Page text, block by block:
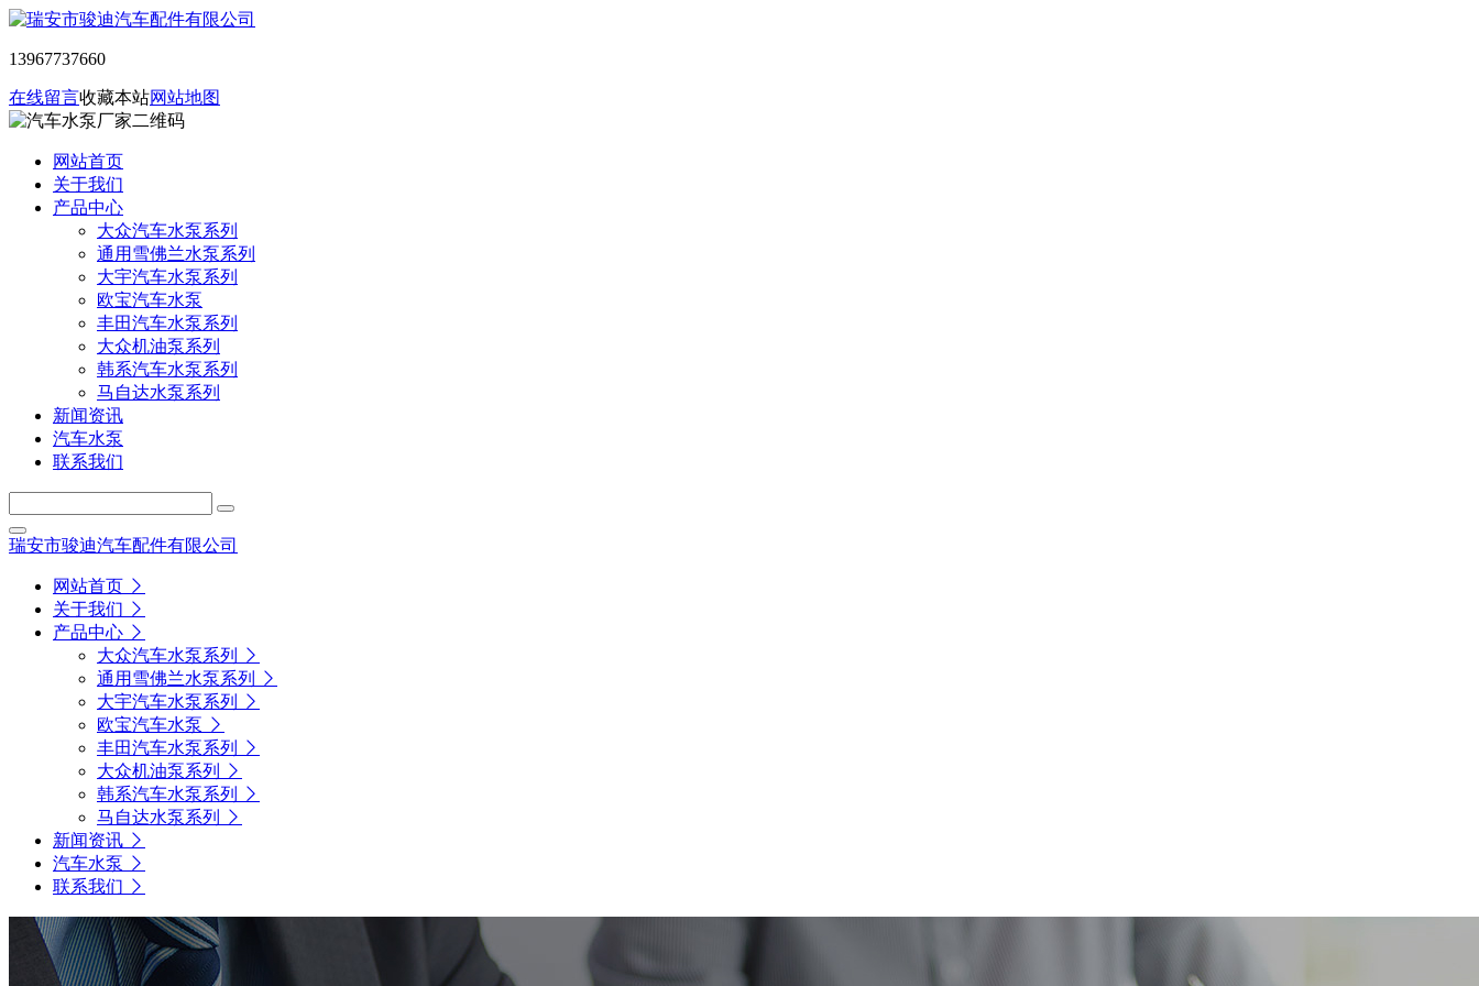
13967737660
在线留言收藏本站网站地图
网站首页
关于我们
产品中心
大众汽车水泵系列
通用雪佛兰水泵系列
大宇汽车水泵系列
欧宝汽车水泵
丰田汽车水泵系列
大众机油泵系列
韩系汽车水泵系列
马自达水泵系列
新闻资讯
汽车水泵
联系我们
瑞安市骏迪汽车配件有限公司
网站首页
关于我们
产品中心
大众汽车水泵系列
通用雪佛兰水泵系列
大宇汽车水泵系列
欧宝汽车水泵
丰田汽车水泵系列
大众机油泵系列
韩系汽车水泵系列
马自达水泵系列
新闻资讯
汽车水泵
联系我们